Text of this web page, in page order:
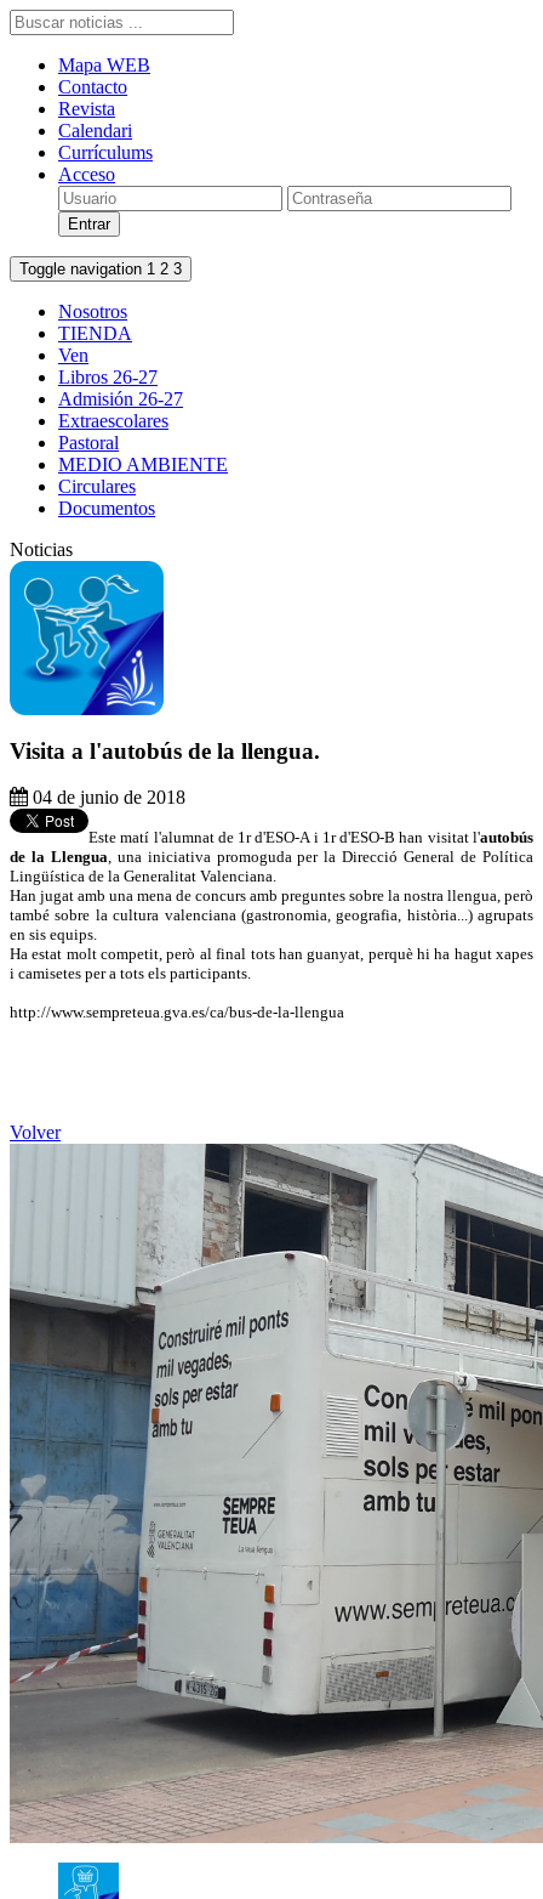
Mapa WEB
Contacto
Revista
Calendari
Currículums
Acceso
Toggle navigation 1 2 3
Nosotros
TIENDA
Ven
Libros 26-27
Admisión 26-27
Extraescolares
Pastoral
MEDIO AMBIENTE
Circulares
Documentos
Noticias
Visita a l'autobús de la llengua.
04 de junio de 2018
Este matí l'alumnat de 1r d'ESO-A i 1r d'ESO-B han visitat l'autobús
de la Llengua, una iniciativa promoguda per la Direcció General de Política
Lingüística de la Generalitat Valenciana.
Han jugat amb una mena de concurs amb preguntes sobre la nostra llengua, però
també sobre la cultura valenciana (gastronomia, geografia, història...) agrupats
en sis equips.
Ha estat molt competit, però al final tots han guanyat, perquè hi ha hagut xapes
i camisetes per a tots els participants.
http://www.sempreteua.gva.es/ca/bus-de-la-llengua
Volver